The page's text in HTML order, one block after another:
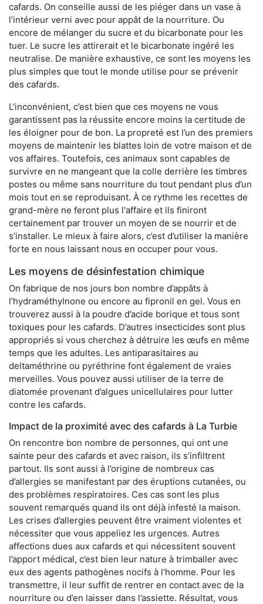
cafards. On conseille aussi de les piéger dans un vase à
l’intérieur verni avec pour appât de la nourriture. Ou
encore de mélanger du sucre et du bicarbonate pour les
tuer. Le sucre les attirerait et le bicarbonate ingéré les
neutralise. De manière exhaustive, ce sont les moyens les
plus simples que tout le monde utilise pour se prévenir
des cafards.
L’inconvénient, c’est bien que ces moyens ne vous
garantissent pas la réussite encore moins la certitude de
les éloigner pour de bon. La propreté est l’un des premiers
moyens de maintenir les blattes loin de votre maison et de
vos affaires. Toutefois, ces animaux sont capables de
survivre en ne mangeant que la colle derrière les timbres
postes ou même sans nourriture du tout pendant plus d’un
mois tout en se reproduisant. À ce rythme les recettes de
grand-mère ne feront plus l'affaire et ils finiront
certainement par trouver un moyen de se nourrir et de
s’installer. Le mieux à faire alors, c’est d’utiliser la manière
forte en nous laissant nous en occuper pour vous.
Les moyens de désinfestation chimique
On fabrique de nos jours bon nombre d’appâts à
l’hydraméthylnone ou encore au fipronil en gel. Vous en
trouverez aussi à la poudre d’acide borique et tous sont
toxiques pour les cafards. D’autres insecticides sont plus
appropriés si vous cherchez à détruire les œufs en même
temps que les adultes. Les antiparasitaires au
deltaméthrine ou pyréthrine font également de vraies
merveilles. Vous pouvez aussi utiliser de la terre de
diatomée provenant d’algues unicellulaires pour lutter
contre les cafards.
Impact de la proximité avec des cafards à La Turbie
On rencontre bon nombre de personnes, qui ont une
sainte peur des cafards et avec raison, ils s’infiltrent
partout. Ils sont aussi à l’origine de nombreux cas
d’allergies se manifestant par des éruptions cutanées, ou
des problèmes respiratoires. Ces cas sont les plus
souvent remarqués quand ils ont déjà infesté la maison.
Les crises d’allergies peuvent être vraiment violentes et
nécessiter que vous appeliez les urgences. Autres
affections dues aux cafards et qui nécessitent souvent
l’apport médical, c’est bien leur nature à trimballer avec
eux des agents pathogènes nocifs à l’homme. Pour les
transmettre, il leur suffit de rentrer en contact avec de la
nourriture ou d’en laisser dans l’assiette. Résultat, vous